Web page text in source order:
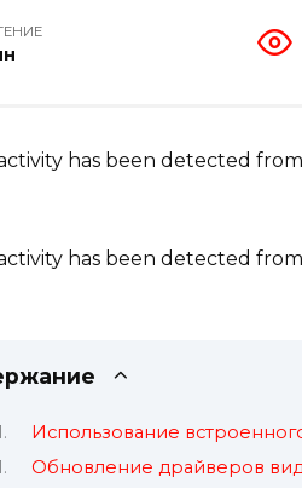
has been detected
has been detected
Использование
Обновление драйверов